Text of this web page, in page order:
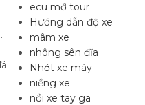
ecu mở tour
Hướng dẫn độ xe
mâm xe
nhông sên đĩa
Nhớt xe máy
niềng xe
nồi xe tay ga